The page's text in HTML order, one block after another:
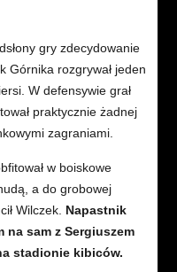
gry zdecydowanie
Górnika rozgrywał jeden
W defensywie grał
praktycznie żadnej
zagraniami.
w boiskowe
a do grobowej
Wilczek. Napastnik
na sam z Sergiuszem
stadionie kibiców.